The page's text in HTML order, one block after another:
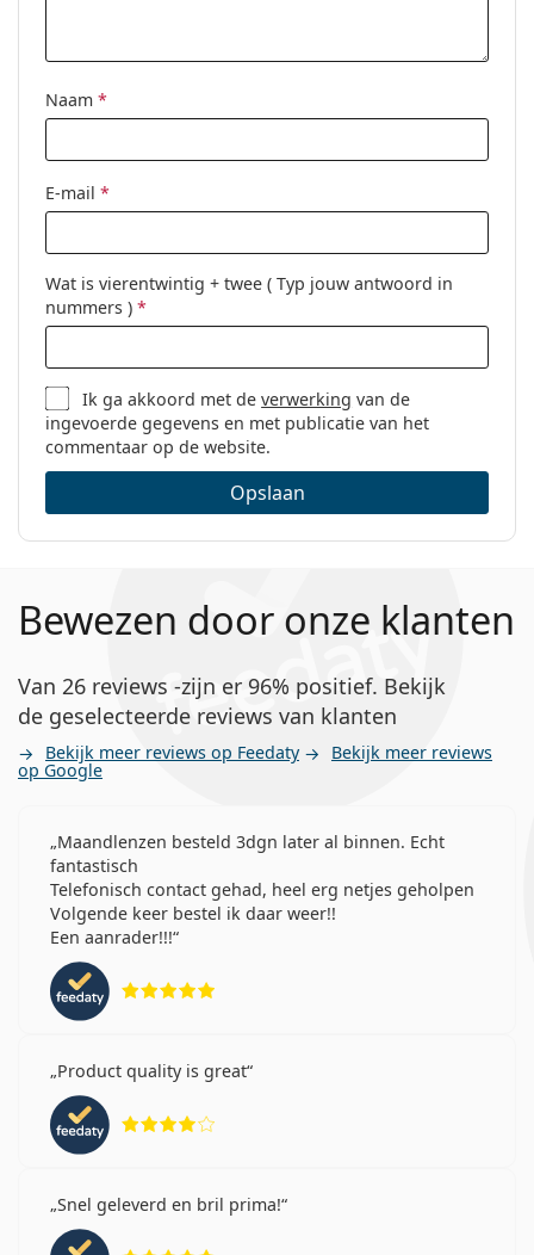
Categorie:
Merk:
Max Mara
Naam *
E-mail *
Wat is vierentwintig + twee ( Typ jouw antwoord in
nummers ) *
Ik ga akkoord met deverwerking van de
ingevoerde gegevens en met publicatie van het
commentaar op de website.
Opslaan
Bewezen door onze klanten
Van 26 reviews -zijn er 96% positief. Bekijk
de geselecteerde reviews van klanten
Bekijk meer reviews op Feedaty Bekijk meer reviews
op Google
Maandlenzen besteld 3dgn later al binnen. Echt
fantastisch
Telefonisch contact gehad, heel erg netjes geholpen
Volgende keer bestel ik daar weer!!
Een aanrader!!!
Product quality is great
Snel geleverd en bril prima!